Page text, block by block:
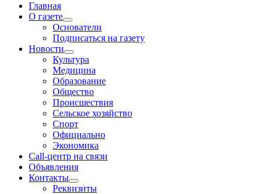
Главная
О газете
Основатели
Подписаться на газету
Новости
Культура
Медицина
Образование
Общество
Происшествия
Сельское хозяйство
Спорт
Официально
Экономика
Call-центр на связи
Объявления
Контакты
Реквизиты